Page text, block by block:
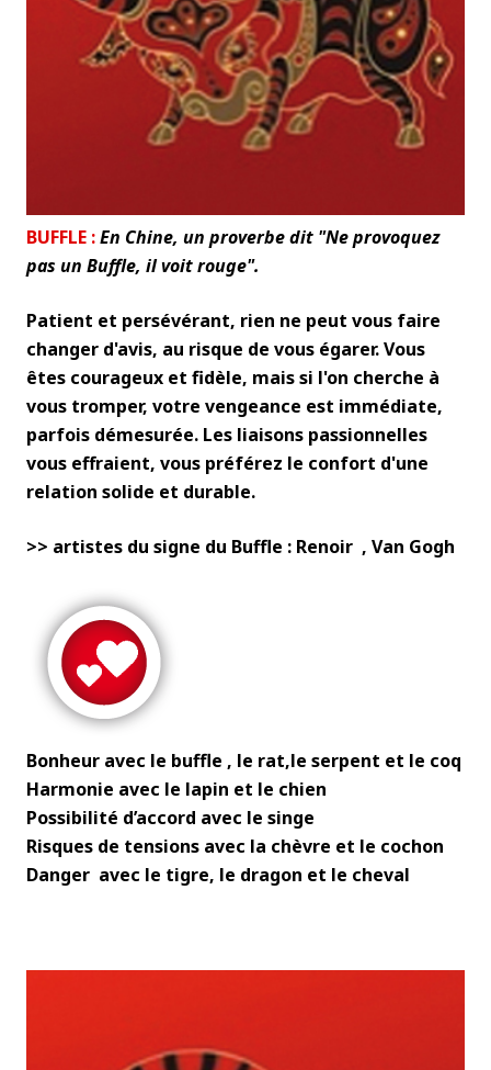
BUFFLE :En Chine, un proverbe dit "Ne provoquez
pas un Buffle, il voit rouge".
Patient et persévérant, rien ne peut vous faire
changer d'avis, au risque de vous égarer. Vous
êtes courageux et fidèle, mais si l'on cherche à
vous tromper, votre vengeance est immédiate,
parfois démesurée. Les liaisons passionnelles
vous effraient, vous préférez le confort d'une
relation solide et durable.
>> artistes du signe du Buffle : Renoir , Van Gogh
Bonheur avec le buffle , le rat,le serpent et le coq
Harmonie avec le lapin et le chien
Possibilité d’accord avec le singe
Risques de tensions avec la chèvre et le cochon
Danger avec le tigre, le dragon et le cheval